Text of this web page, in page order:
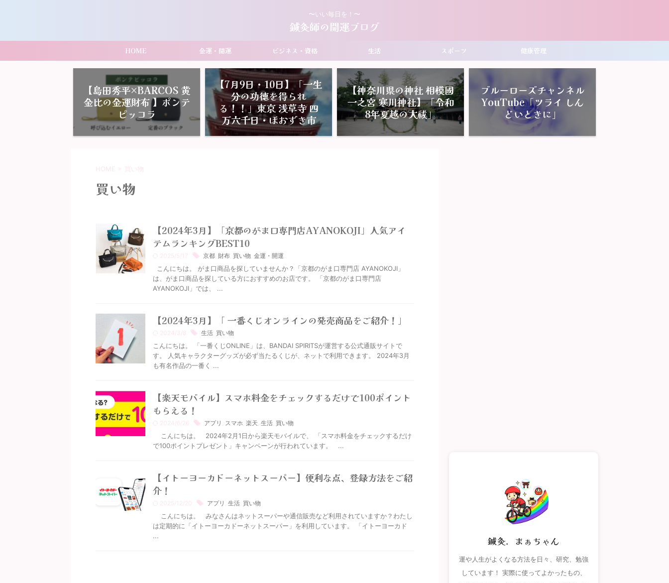
〜いい毎日を！〜
鍼灸師の開運ブログ
HOME 金運・開運 ビジネス・資格 生活 スポーツ 健康管理
【島田秀平×BARCOS 黄
金比の金運財布 】ポンテ
ピッコラ
【7月9日・10日】「一生
分の功徳を得られ
る！！」東京 浅草寺 四
万六千日・ほおずき市
【神奈川県の神社 相模國
一之宮 寒川神社】「令和
8年夏越の大祓」
ブルーローズチャンネル
YouTube「ツライ しん
どいときに」
HOME > 買い物
買い物
【2024年3月】「京都のがま口専門店AYANOKOJI」人気アイ
テムランキングBEST10
2025/5/17 京都 財布 買い物 金運・開運
こんにちは。 がま口商品を探していませんか？「京都のがま口専門店 AYANOKOJI」
は、がま口商品を探している方におすすめのお店です。 「京都のがま口専門店
AYANOKOJI」では、 ...
【2024年3月】「 一番くじオンラインの発売商品をご紹介！」
2024/3/8 生活 買い物
こんにちは。 「一番くじONLINE」は、BANDAI SPIRITSが運営する公式通販サイトで
す。 人気キャラクターグッズが必ず当たるくじが、ネットで利用できます。 2024年3月
も有名作品の一番く ...
【楽天モバイル】スマホ料金をチェックするだけで100ポイント
もらえる！
2024/6/26 アプリ スマホ 楽天 生活 買い物
こんにちは。 2024年2月1日から楽天モバイルで、 「スマホ料金をチェックするだけ
で100ポイントプレゼント」キャンペーンが行われています。 ...
【イトーヨーカドーネットスーパー】便利な点、登録方法をご紹
介！
2025/12/20 アプリ 生活 買い物
こんにちは。 みなさんはネットスーパーや通信販売など利用されていますか？わたし
は定期的に「イトーヨーカドーネットスーパー」を利用しています。 「イトーヨーカド
...
鍼灸．まぁちゃん
運や人生がよくなる方法を日々、研究、勉強
しています！ 実際に使ってよかったもの、